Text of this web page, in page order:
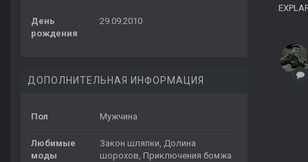
День
рождения
29.09.2010
ДОПОЛНИТЕЛЬНАЯ ИНФОРМАЦИЯ
Пол Мужчина
Любимые
моды
Закон шляпки, Долина
шорохов, Приключения бомжа